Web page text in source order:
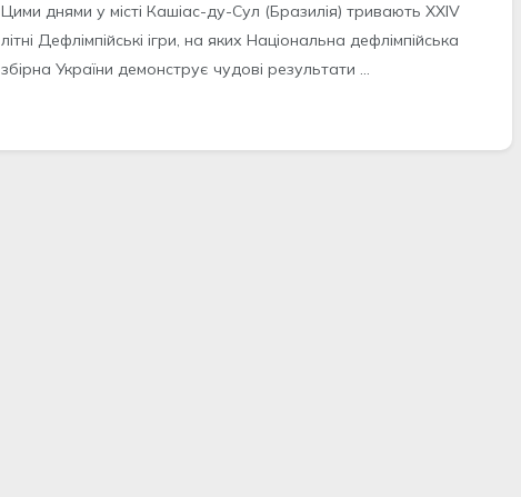
Цими днями у місті Кашіас-ду-Сул (Бразилія) тривають XXIV
літні Дефлімпійські ігри, на яких Національна дефлімпійська
збірна України демонструє чудові результати ...